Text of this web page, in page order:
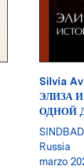
Silvia
ЭЛИЗА
ОДНОЙ
Russia
marzo